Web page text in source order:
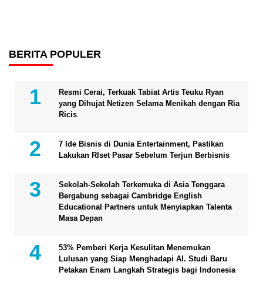
BERITA POPULER
Resmi Cerai, Terkuak Tabiat Artis Teuku Ryan
yang Dihujat Netizen Selama Menikah dengan Ria
Ricis
7 Ide Bisnis di Dunia Entertainment, Pastikan
Lakukan RIset Pasar Sebelum Terjun Berbisnis
Sekolah-Sekolah Terkemuka di Asia Tenggara
Bergabung sebagai Cambridge English
Educational Partners untuk Menyiapkan Talenta
Masa Depan
53% Pemberi Kerja Kesulitan Menemukan
Lulusan yang Siap Menghadapi AI. Studi Baru
Petakan Enam Langkah Strategis bagi Indonesia